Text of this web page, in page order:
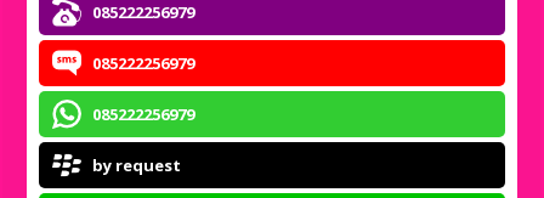
085222256979
085222256979
085222256979
by request